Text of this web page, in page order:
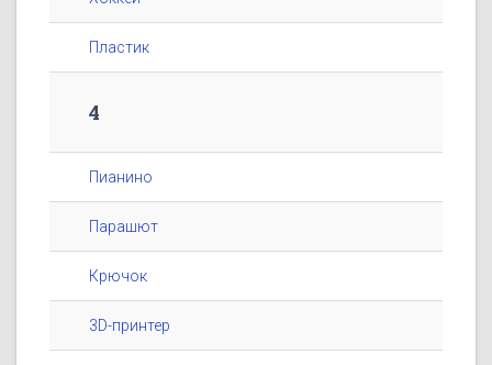
Пластик
4
Пианино
Парашют
Крючок
3D-принтер